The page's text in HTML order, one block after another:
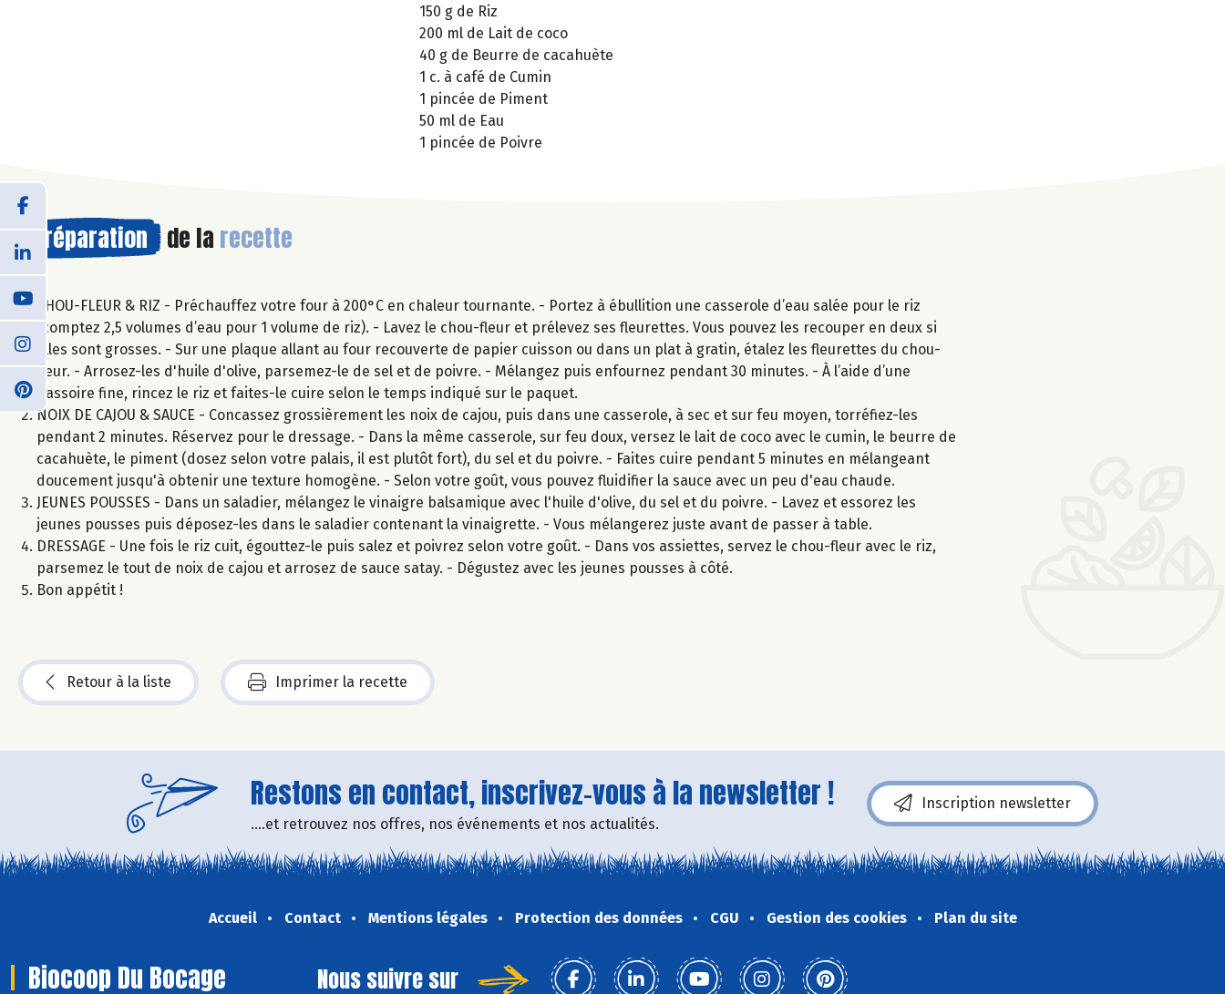
150 g de Riz
200 ml de Lait de coco
40 g de Beurre de cacahuète
1 c. à café de Cumin
1 pincée de Piment
50 ml de Eau
1 pincée de Poivre
Préparation de la recette
CHOU-FLEUR & RIZ - Préchauffez votre four à 200°C en chaleur tournante. - Portez à ébullition une casserole d’eau salée pour le riz
(comptez 2,5 volumes d’eau pour 1 volume de riz). - Lavez le chou-fleur et prélevez ses fleurettes. Vous pouvez les recouper en deux si
elles sont grosses. - Sur une plaque allant au four recouverte de papier cuisson ou dans un plat à gratin, étalez les fleurettes du chou-
fleur. - Arrosez-les d'huile d'olive, parsemez-le de sel et de poivre. - Mélangez puis enfournez pendant 30 minutes. - À l’aide d’une
passoire fine, rincez le riz et faites-le cuire selon le temps indiqué sur le paquet.
NOIX DE CAJOU & SAUCE - Concassez grossièrement les noix de cajou, puis dans une casserole, à sec et sur feu moyen, torréfiez-les
pendant 2 minutes. Réservez pour le dressage. - Dans la même casserole, sur feu doux, versez le lait de coco avec le cumin, le beurre de
cacahuète, le piment (dosez selon votre palais, il est plutôt fort), du sel et du poivre. - Faites cuire pendant 5 minutes en mélangeant
doucement jusqu'à obtenir une texture homogène. - Selon votre goût, vous pouvez fluidifier la sauce avec un peu d'eau chaude.
JEUNES POUSSES - Dans un saladier, mélangez le vinaigre balsamique avec l'huile d'olive, du sel et du poivre. - Lavez et essorez les
jeunes pousses puis déposez-les dans le saladier contenant la vinaigrette. - Vous mélangerez juste avant de passer à table.
DRESSAGE - Une fois le riz cuit, égouttez-le puis salez et poivrez selon votre goût. - Dans vos assiettes, servez le chou-fleur avec le riz,
parsemez le tout de noix de cajou et arrosez de sauce satay. - Dégustez avec les jeunes pousses à côté.
Bon appétit !
Retour à la liste Imprimer la recette
Restons en contact, inscrivez-vous à la newsletter !
....et retrouvez nos offres, nos événements et nos actualités.
Inscription newsletter
Accueil Contact Mentions légales Protection des données CGU Gestion des cookies Plan du site
Biocoop Du Bocage Nous suivre sur